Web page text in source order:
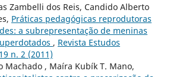
Zambelli dos Reis, Candido Alberto
Práticas pedagógicas reprodutoras
a subrepresentação de meninas
, Revista Estudos
n. 2 (2011)
Machado , Maíra Kubík T. Mano,